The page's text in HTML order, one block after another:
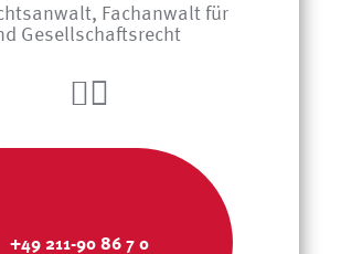
Fachanwalt für
Gesellschaftsrecht
+49 211-90 86 7 0